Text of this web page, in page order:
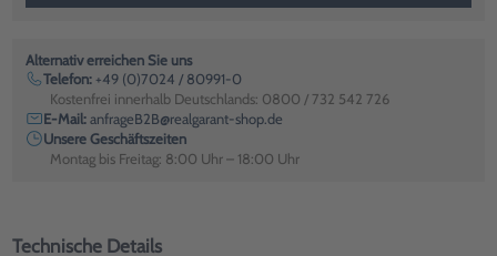
Alternativ erreichen Sie uns
Telefon: +49 (0)7024 / 80991-0
Kostenfrei innerhalb Deutschlands: 0800 / 732 542 726
E-Mail:anfrageB2B@realgarant-shop.de
Unsere Geschäftszeiten
Montag bis Freitag: 8:00 Uhr – 18:00 Uhr
Technische Details